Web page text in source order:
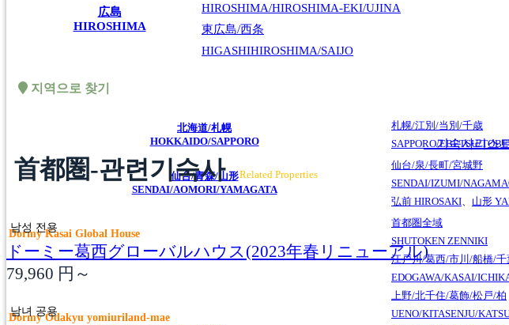
広島
HIROSHIMA
HIROSHIMA/HIROSHIMA-EKI/UJINA
東広島/西条
HIGASHIHIROSHIMA/SAIJO
지역으로 찾기
北海道/札幌
HOKKAIDO/SAPPORO
札幌/江別/当別/千歳
SAPPORO/EBETSU/
仙台/青森/山形
SENDAI/AOMORI/YAMAGATA
仙台/泉/長町/宮城野
SENDAI/IZUMI/
弘前 HIROSAKI、 山形
首都圏全域
SHUTOKEN ZENNIKI
江戸川/葛西/市川/船橋/千
EDOGAWA/KASAI/
上野/北千住/葛飾/松戸/柏
UENO/KITASENJU/
기숙사리스
首都圏-관련기숙사 Related Properties
남성 전용
Dormy Kasai Global House
ドーミー葛西グローバルハウス(2023年春リニューアル)
79,960 円～
남녀 공용
Dormy Odakyu yomiuriland-mae